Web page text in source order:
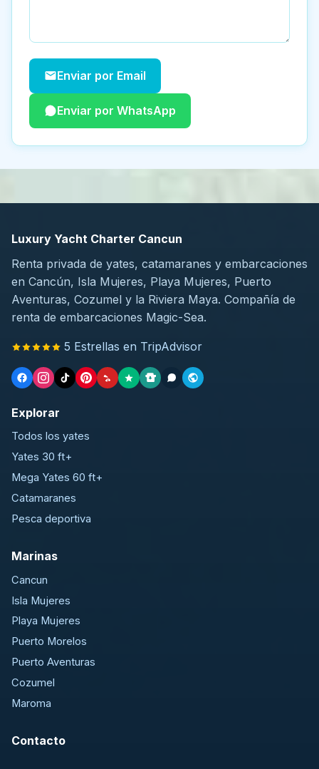
Enviar por Email
Enviar por WhatsApp
Luxury Yacht Charter Cancun
Renta privada de yates, catamaranes y embarcaciones
en Cancún, Isla Mujeres, Playa Mujeres, Puerto
Aventuras, Cozumel y la Riviera Maya. Compañía de
renta de embarcaciones Magic-Sea.
5 Estrellas en TripAdvisor
Explorar
Todos los yates
Yates 30 ft+
Mega Yates 60 ft+
Catamaranes
Pesca deportiva
Marinas
Cancun
Isla Mujeres
Playa Mujeres
Puerto Morelos
Puerto Aventuras
Cozumel
Maroma
Contacto